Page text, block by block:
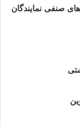
صنفی نمایندگان